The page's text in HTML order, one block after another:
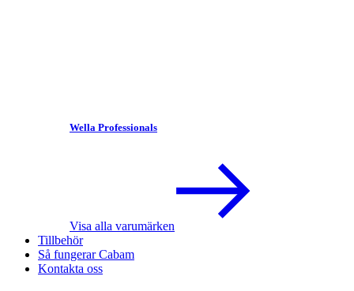
Wella Professionals
Visa alla varumärken
Tillbehör
Så fungerar Cabam
Kontakta oss